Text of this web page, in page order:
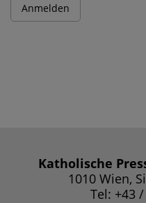
Katholische
1010 Wien,
Tel: +43